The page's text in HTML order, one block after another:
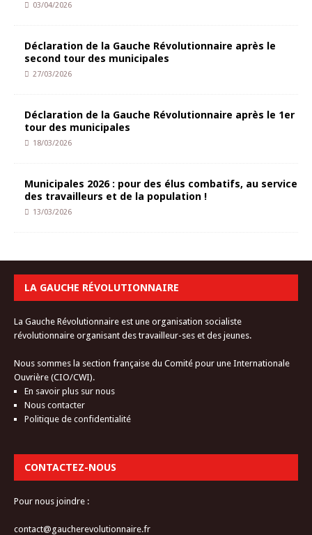
03/04/2026
Déclaration de la Gauche Révolutionnaire après le
second tour des municipales
27/03/2026
Déclaration de la Gauche Révolutionnaire après le 1er
tour des municipales
18/03/2026
Municipales 2026 : pour des élus combatifs, au service
des travailleurs et de la population !
13/03/2026
LA GAUCHE RÉVOLUTIONNAIRE
La Gauche Révolutionnaire est une organisation socialiste
révolutionnaire organisant des travailleur-ses et des jeunes.
Nous sommes la section française du Comité pour une Internationale
Ouvrière (CIO/CWI).
En savoir plus sur nous
Nous contacter
Politique de confidentialité
CONTACTEZ-NOUS
Pour nous joindre :
contact@gaucherevolutionnaire.fr